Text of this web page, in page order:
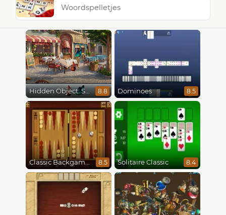
Woordspelletjes
Hidden Object: Street Of Secrets 8.8 Dominoes 8.5
Classic Backgammon 8.5 Solitaire Classic 8.4